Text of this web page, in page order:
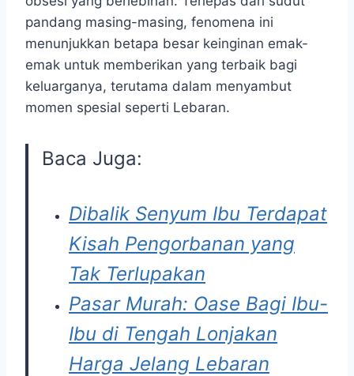
pandang masing-masing, fenomena ini
menunjukkan betapa besar keinginan emak-
emak untuk memberikan yang terbaik bagi
keluarganya, terutama dalam menyambut
momen spesial seperti Lebaran.
Baca Juga:
Dibalik Senyum Ibu Terdapat
Kisah Pengorbanan yang
Tak Terlupakan
Pasar Murah: Oase Bagi Ibu-
Ibu di Tengah Lonjakan
Harga Jelang Lebaran